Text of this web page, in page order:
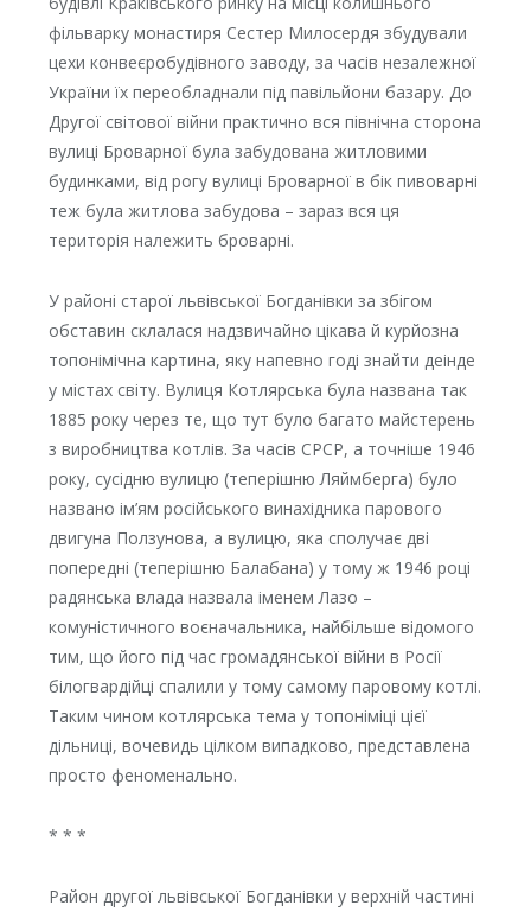
фільварку монастиря Сестер Милосердя збудували
цехи конвеєробудівного заводу, за часів незалежної
України їх переобладнали під павільйони базару. До
Другої світової війни практично вся північна сторона
вулиці Броварної була забудована житловими
будинками, від рогу вулиці Броварної в бік пивоварні
теж була житлова забудова – зараз вся ця
територія належить броварні.
У районі старої львівської Богданівки за збігом
обставин склалася надзвичайно цікава й курйозна
топонімічна картина, яку напевно годі знайти деінде
у містах світу. Вулиця Котлярська була названа так
1885 року через те, що тут було багато майстерень
з виробництва котлів. За часів СРСР, а точніше 1946
року, сусідню вулицю (теперішню Ляймберга) було
названо ім’ям російського винахідника парового
двигуна Ползунова, а вулицю, яка сполучає дві
попередні (теперішню Балабана) у тому ж 1946 році
радянська влада назвала іменем Лазо –
комуністичного воєначальника, найбільше відомого
тим, що його під час громадянської війни в Росії
білогвардійці спалили у тому самому паровому котлі.
Таким чином котлярська тема у топоніміці цієї
дільниці, вочевидь цілком випадково, представлена
просто феноменально.
* * *
Район другої львівської Богданівки у верхній частині